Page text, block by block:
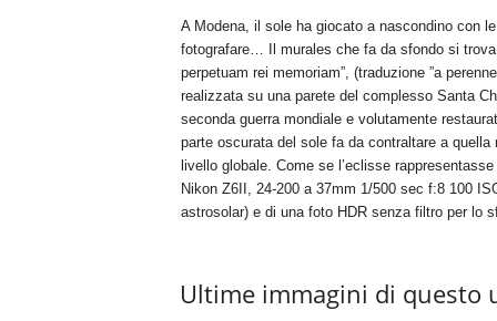
A Modena, il sole ha giocato a nascondino con
fotografare… Il murales che fa da sfondo si
perpetuam rei memoriam”, (traduzione ”a
realizzata su una parete del complesso Santa
seconda guerra mondiale e volutamente
parte oscurata del sole fa da contraltare a
livello globale. Come se l’eclisse
Nikon Z6II, 24-200 a 37mm 1/500 sec f:8 100
astrosolar) e di una foto HDR senza filtro per lo
Ultime immagini di questo